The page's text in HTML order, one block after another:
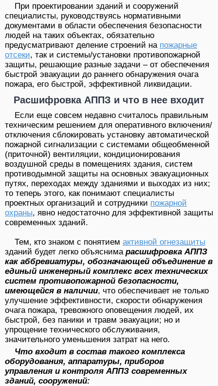
При проектировании зданий и сооружений
специалисты, руководствуясь нормативными
документами в области обеспечения безопасности
людей на таких объектах, обязательно
предусматривают деление строений на пожарные
отсеки, так и системы/установки противопожарной
защиты, решающие разные задачи – от обеспечения
быстрой эвакуации до раннего обнаружения очага
пожара, его быстрой, эффективной ликвидации.
Расшифровка АППЗ и что в нее входит
Если еще совсем недавно считалось правильным
техническим решением для оперативного включения/
отключения сблокировать установку автоматической
пожарной сигнализации с системами общеобменной
(приточной) вентиляции, кондиционирования
воздушной среды в помещениях здания, систем
противодымной защиты на основных эвакуационных
путях, переходах между зданиями и выходах из них;
то теперь этого, как понимают специалисты
проектных организаций и сотрудники пожарной
охраны, явно недостаточно для эффективной защиты
современных зданий.
Тем, кто знаком с понятием активной огнезащиты
зданий будет легко объяснима расшифровка АППЗ
как аббревиатуры, обозначающей объединение в
единый инженерный комплекс всех технических
систем противопожарной безопасности,
имеющейся в наличии, что обеспечивает не только
улучшение эффективности, скорости обнаружения
очага пожара, тревожного оповещения людей, их
быстрой, без паники и травм эвакуации; но и
упрощение технического обслуживания,
значительного уменьшения затрат на него.
Что входит в состав такого комплекса
оборудования, аппаратуры, приборов
управления и контроля АППЗ современных
зданий, сооружений: